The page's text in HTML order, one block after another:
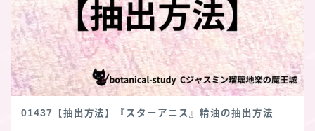
01437【抽出方法】『スターアニス』精油の抽出方法